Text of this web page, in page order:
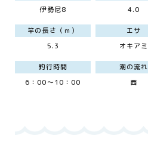
伊勢尼8
4.0
竿の長さ（ｍ）
5.3
エサ
オキアミ
釣行時間
6：00～10：00
潮の流れ
西